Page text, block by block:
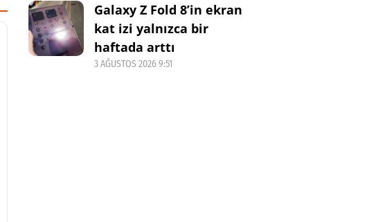
Galaxy Z Fold 8’in ekran
kat izi yalnızca bir
haftada arttı
3 AĞUSTOS 2026 9:51